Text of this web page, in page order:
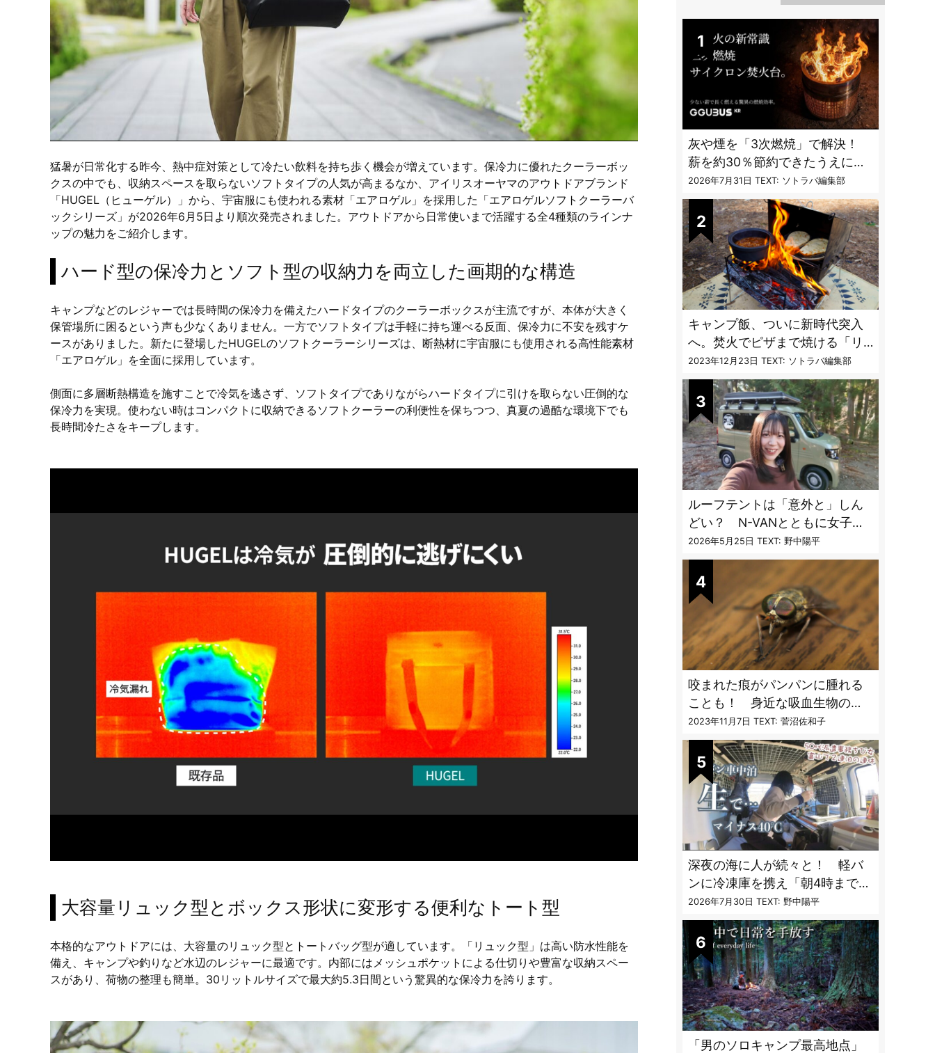
猛暑が日常化する昨今、熱中症対策として冷たい飲料を持ち歩く機会が増えています。保冷力に優れたクーラーボッ
クスの中でも、収納スペースを取らないソフトタイプの人気が高まるなか、アイリスオーヤマのアウトドアブランド
「HUGEL（ヒューゲル）」から、宇宙服にも使われる素材「エアロゲル」を採用した「エアロゲルソフトクーラーバ
ックシリーズ」が2026年6月5日より順次発売されました。アウトドアから日常使いまで活躍する全4種類のラインナ
ップの魅力をご紹介します。
ハード型の保冷力とソフト型の収納力を両立した画期的な構造
キャンプなどのレジャーでは長時間の保冷力を備えたハードタイプのクーラーボックスが主流ですが、本体が大きく
保管場所に困るという声も少なくありません。一方でソフトタイプは手軽に持ち運べる反面、保冷力に不安を残すケ
ースがありました。新たに登場したHUGELのソフトクーラーシリーズは、断熱材に宇宙服にも使用される高性能素材
「エアロゲル」を全面に採用しています。
側面に多層断熱構造を施すことで冷気を逃さず、ソフトタイプでありながらハードタイプに引けを取らない圧倒的な
保冷力を実現。使わない時はコンパクトに収納できるソフトクーラーの利便性を保ちつつ、真夏の過酷な環境下でも
長時間冷たさをキープします。
大容量リュック型とボックス形状に変形する便利なトート型
本格的なアウトドアには、大容量のリュック型とトートバッグ型が適しています。「リュック型」は高い防水性能を
備え、キャンプや釣りなど水辺のレジャーに最適です。内部にはメッシュポケットによる仕切りや豊富な収納スペー
スがあり、荷物の整理も簡単。30リットルサイズで最大約5.3日間という驚異的な保冷力を誇ります。
DAILY
灰や煙を「3次燃焼」で解決！
薪を約30％節約できたうえに炎
も美しくなった焚火台
2026年7月31日 TEXT: ソトラバ編集部
キャンプ飯、ついに新時代突入
へ。焚火でピザまで焼ける「リ
フレクターオーブン」がスゴす
ぎる
2023年12月23日 TEXT: ソトラバ編集部
ルーフテントは「意外と」しん
どい？ N-VANとともに女子ソ
ロ車中泊で使い勝手を検証
2026年5月25日 TEXT: 野中陽平
咬まれた痕がパンパンに腫れる
ことも！ 身近な吸血生物の
〝生態と対策〟【vol.04 ア
ブ・ブユ・ヌカカ】
2023年11月7日 TEXT: 菅沼佐和子
深夜の海に人が続々と！ 軽バ
ンに冷凍庫を携え「朝4時までホ
タルイカ掬い」の奮闘記
2026年7月30日 TEXT: 野中陽平
「男のソロキャンプ最高地点」